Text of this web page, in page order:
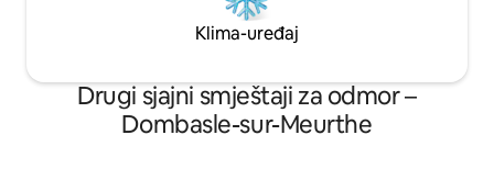
Klima-uređaj
Drugi sjajni smještaji za odmor –
Dombasle-sur-Meurthe